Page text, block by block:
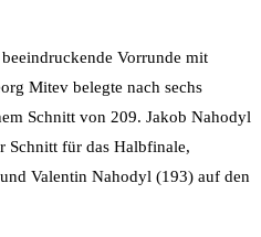
Vorrunde mit
Mitev belegte nach sechs
Schnitt von 209. Jakob Nahodyl
Schnitt für das Halbfinale,
Valentin Nahodyl (193) auf den